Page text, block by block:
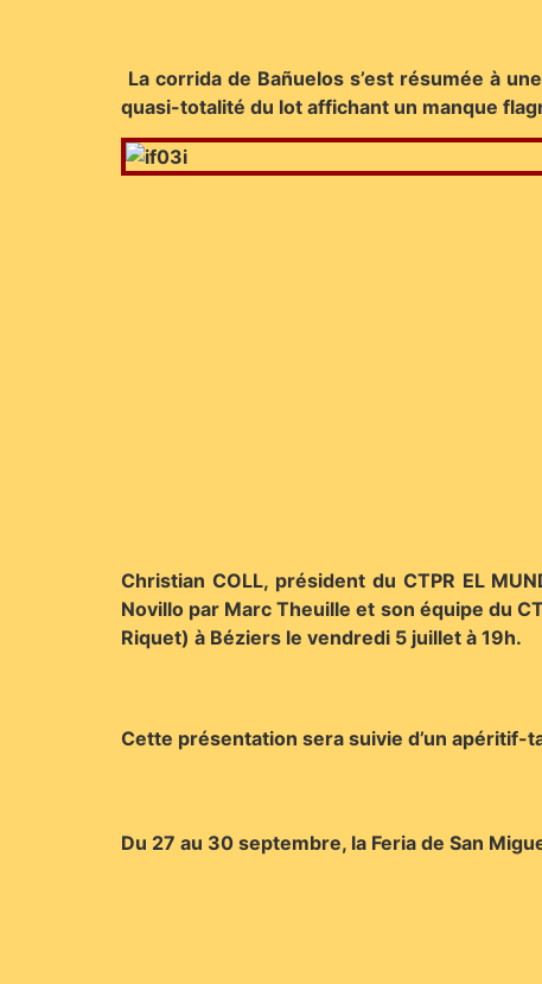
La corrida de Bañuelos s’est résumée à
quasi-totalité du lot affichant un manque
Christian COLL, président du CTPR EL
Novillo par Marc Theuille et son équipe du
Riquet) à Béziers le vendredi 5 juillet à 19h.
Cette présentation sera suivie d’un apéritif-
Du 27 au 30 septembre, la Feria de San